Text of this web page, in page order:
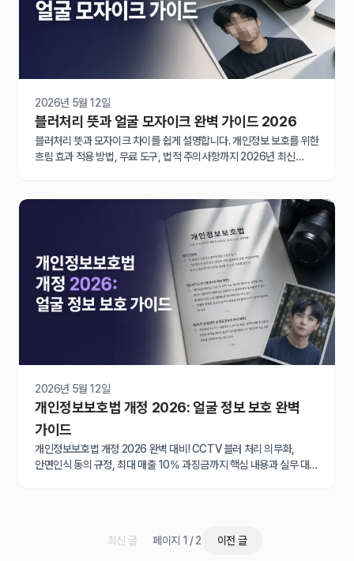
2026년 5월 12일
블러처리 뜻과 얼굴 모자이크 완벽 가이드 2026
블러처리 뜻과 모자이크 차이를 쉽게 설명합니다. 개인정보 보호를 위한
흐림 효과 적용 방법, 무료 도구, 법적 주의사항까지 2026년 최신
2026년 5월 12일
개인정보보호법 개정 2026: 얼굴 정보 보호 완벽
가이드
개인정보보호법 개정 2026 완벽 대비! CCTV 블러 처리 의무화,
안면인식 동의 규정, 최대 매출 10% 과징금까지 핵심 내용과 실무 대응
최신 글 페이지 1 / 2 이전 글